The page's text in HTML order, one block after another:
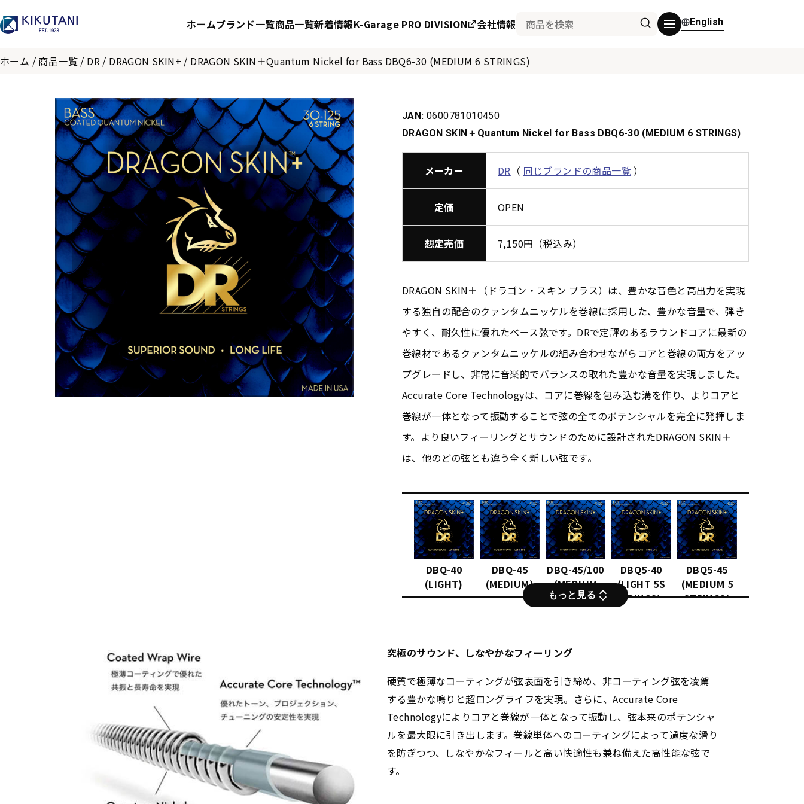
ホームブランド一覧商品一覧新着情報K-Garage PRO DIVISION 会社情報 English
ホーム / 商品一覧 / DR / DRAGON SKIN+ / DRAGON SKIN＋Quantum Nickel for Bass DBQ6-30 (MEDIUM 6 STRINGS)
JAN: 0600781010450
DRAGON SKIN＋Quantum Nickel for Bass DBQ6-30 (MEDIUM 6 STRINGS)
メーカー DR （ 同じブランドの商品一覧 ）
定価 OPEN
想定売価 7,150円（税込み）
DRAGON SKIN＋（ドラゴン・スキン プラス）は、豊かな音色と高出力を実現
する独自の配合のクァンタムニッケルを巻線に採用した、豊かな音量で、弾き
やすく、耐久性に優れたベース弦です。DRで定評のあるラウンドコアに最新の
巻線材であるクァンタムニッケルの組み合わせながらコアと巻線の両方をアッ
プグレードし、非常に音楽的でバランスの取れた豊かな音量を実現しました。
Accurate Core Technologyは、コアに巻線を包み込む溝を作り、よりコアと
巻線が一体となって振動することで弦の全てのポテンシャルを完全に発揮しま
す。より良いフィーリングとサウンドのために設計されたDRAGON SKIN＋
は、他のどの弦とも違う全く新しい弦です。
もっと見る
DBQ-40
(LIGHT)
DBQ-45
(MEDIUM)
DBQ-45/100
(MEDIUM
LIGHT)
DBQ5-40
(LIGHT 5S
TRINGS)
DBQ5-45
(MEDIUM 5
STRINGS)
究極のサウンド、しなやかなフィーリング
硬質で極薄なコーティングが弦表面を引き締め、非コーティング弦を凌駕
する豊かな鳴りと超ロングライフを実現。さらに、Accurate Core
Technologyによりコアと巻線が一体となって振動し、弦本来のポテンシャ
ルを最大限に引き出します。巻線単体へのコーティングによって過度な滑り
を防ぎつつ、しなやかなフィールと高い快適性も兼ね備えた高性能な弦で
す。